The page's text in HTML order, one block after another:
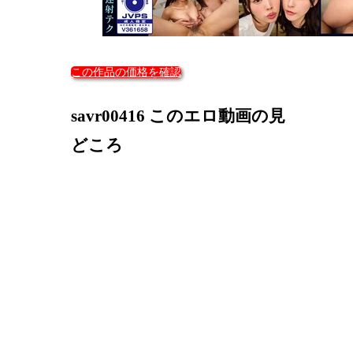
この作品の価格を確認
savr00416 このエロ動画の見
どころ